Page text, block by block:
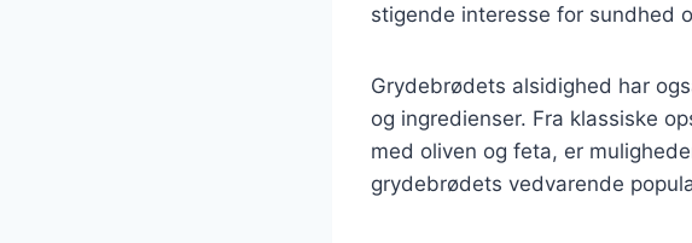
stigende interesse for sundhed
Grydebrødets alsidighed har
og ingredienser. Fra klassiske
med oliven og feta, er
grydebrødets vedvarende